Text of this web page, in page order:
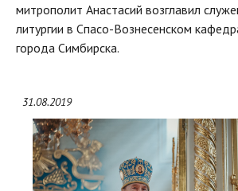
митрополит Анастасий возглавил
литургии в Спасо-Вознесенском
города Симбирска.
31.08.2019